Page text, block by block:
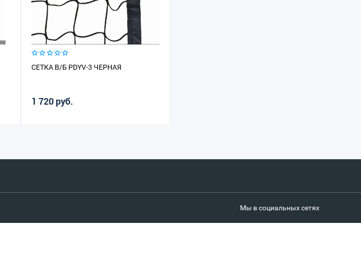
СЕТКА В/Б PDYV-3 ЧЕРНАЯ
1 720 руб.
Мы в социальных сетях